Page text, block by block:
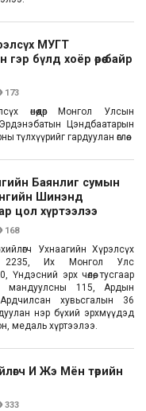
МУГТ
бүлд хоёр өрөө байр
173
өнөөдөр Монгол Улсын
Цэндбаатарын
түлхүүрийг гардуулан өглөө.
Баянлиг сумын
Шинэнд
цол хүртээлээ
168
Ухнаагийн Хүрэлсүх
2235, Их Монгол Улс
Үндэсний эрх чөлөө, тусгаар
мандуулсны 115, Ардын
хувьсгалын 36
нэр бүхий эрхмүүдэд
медаль хүртээлээ.
И Жэ Мён төрийн
333